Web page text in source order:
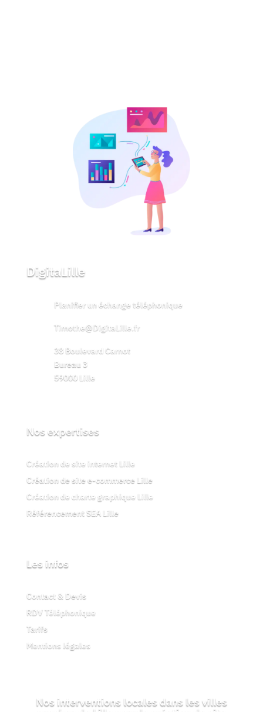
DigitaLille
Planifier un échange téléphonique
Timothe@DigitaLille.fr
38 Boulevard Carnot
Bureau 3
59000 Lille
Nos expertises
Création de site internet Lille
Création de site e-commerce Lille
Création de charte graphique Lille
Référencement SEA Lille
Les infos
Contact & Devis
RDV Téléphonique
Tarifs
Mentions légales
Nos interventions locales dans les villes